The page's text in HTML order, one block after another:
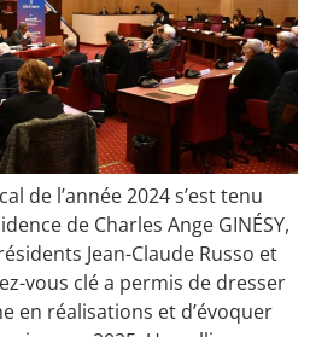
de l’année 2024 s’est tenu
de Charles Ange GINÉSY,
Jean-Claude Russo et
vous clé a permis de dresser
en réalisations et d’évoquer